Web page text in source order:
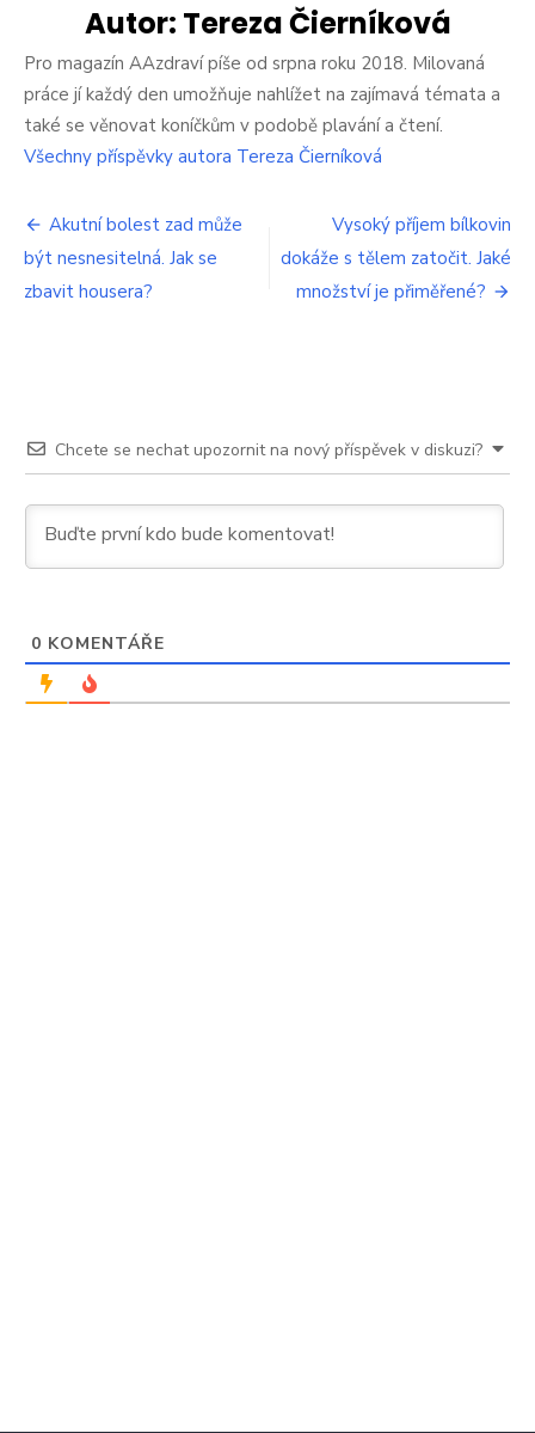
do
kolen.
Kdo
je
nejvíc
ohrožen
a
porazit?
Autor: Tereza Čierníková
Pro magazín AAzdraví píše od srpna roku 2018. Milovaná
práce jí každý den umožňuje nahlížet na zajímavá témata a
také se věnovat koníčkům v podobě plavání a čtení.
Všechny příspěvky autora Tereza Čierníková
Navigace
pro
příspěvek
Akutní bolest zad může
být nesnesitelná. Jak se
zbavit housera?
Vysoký příjem bílkovin
dokáže s tělem zatočit. Jaké
množství je přiměřené?
Chcete se nechat upozornit na nový příspěvek v diskuzi?
0 KOMENTÁŘE